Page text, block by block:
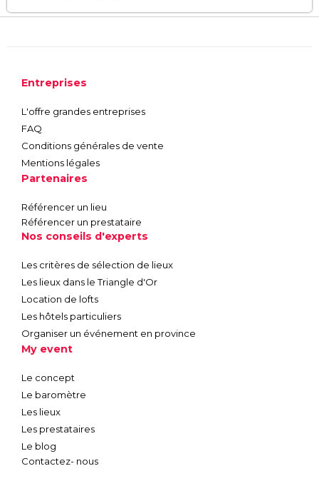
Entreprises
L'offre grandes entreprises
FAQ
Conditions générales de vente
Mentions légales
Partenaires
Référencer un lieu
Référencer un prestataire
Nos conseils d'experts
Les critères de sélection de lieux
Les lieux dans le Triangle d'Or
Location de lofts
Les hôtels particuliers
Organiser un événement en province
My event
Le concept
Le baromètre
Les lieux
Les prestataires
Le blog
Contactez- nous